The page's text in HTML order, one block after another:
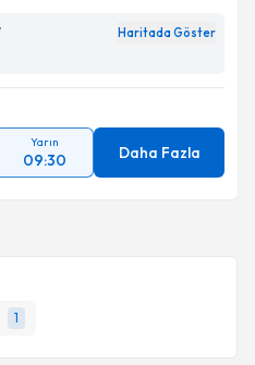
1
Haritada Göster
Yarın
09:30 Daha Fazla